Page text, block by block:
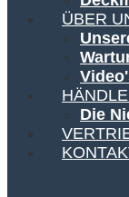
ÜBER
Die